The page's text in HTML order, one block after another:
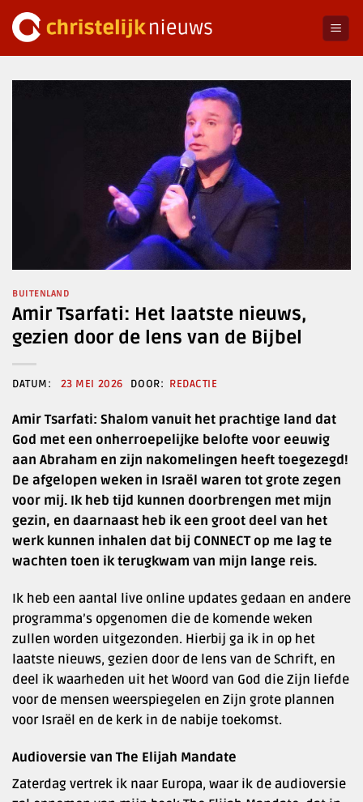
naar
BUITENLAND
Amir Tsarfati: Het laatste nieuws,
gezien door de lens van de Bijbel
23 MEI 2026 REDACTIE
Amir Tsarfati: Shalom vanuit het prachtige land dat
God met een onherroepelijke belofte voor eeuwig
aan Abraham en zijn nakomelingen heeft toegezegd!
De afgelopen weken in Israël waren tot grote zegen
voor mij. Ik heb tijd kunnen doorbrengen met mijn
gezin, en daarnaast heb ik een groot deel van het
werk kunnen inhalen dat bij CONNECT op me lag te
wachten toen ik terugkwam van mijn lange reis.
Ik heb een aantal live online updates gedaan en andere
programma’s opgenomen die de komende weken
zullen worden uitgezonden. Hierbij ga ik in op het
laatste nieuws, gezien door de lens van de Schrift, en
deel ik waarheden uit het Woord van God die Zijn liefde
voor de mensen weerspiegelen en Zijn grote plannen
voor Israël en de kerk in de nabije toekomst.
Audioversie van The Elijah Mandate
Zaterdag vertrek ik naar Europa, waar ik de audioversie